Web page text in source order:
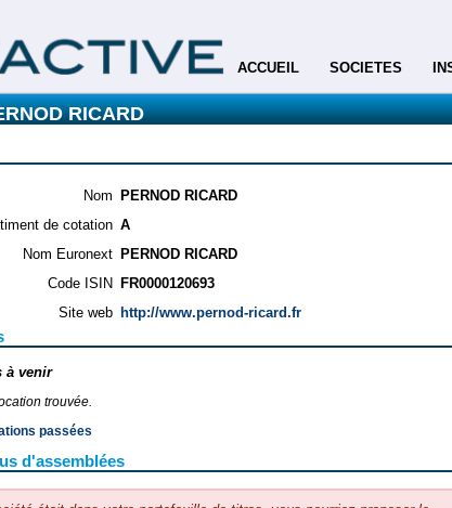
ACCUEIL SOCIETES
RICARD
Nom
PERNOD RICARD
de cotation A
Nom Euronext PERNOD RICARD
Code ISIN
FR0000120693
Site web http://www.pernod-ricard.fr
à venir
trouvée.
passées
d'assemblées